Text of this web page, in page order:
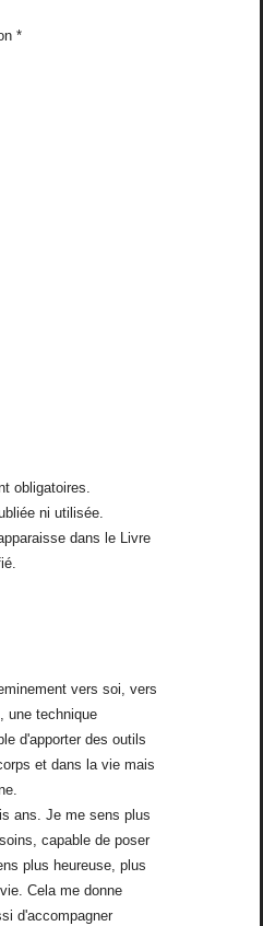
obligatoires.
ni utilisée.
dans le Livre
vers soi, vers
une technique
d'apporter des outils
et dans la vie mais
ans. Je me sens plus
capable de poser
plus heureuse, plus
Cela me donne
d'accompagner